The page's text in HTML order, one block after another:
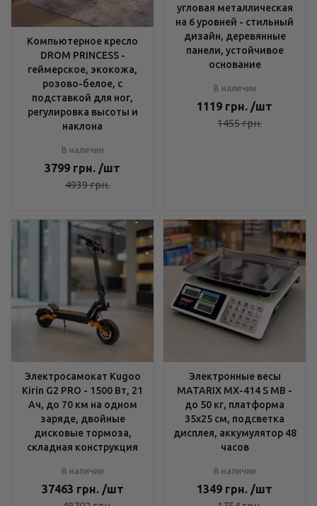
Компьютерное кресло
DROM PRINCESS -
геймерское, экокожа,
розово-белое, с
подставкой для ног,
регулировка высоты и
наклона
В наличии
3799 грн. /шт
4939грн.
угловая металлическая
на 6 уровней - стильный
дизайн, деревянные
панели, устойчивое
основание
В наличии
1119 грн. /шт
1455грн.
Электросамокат Kugoo
Kirin G2 PRO - 1500 Вт, 21
Ач, до 70 км на одном
заряде, двойные
дисковые тормоза,
складная конструкция
В наличии
37463 грн. /шт
Электронные весы
MATARIX MX-414 S MB -
до 50 кг, платформа
35x25 см, подсветка
дисплея, аккумулятор 48
часов
В наличии
1349 грн. /шт